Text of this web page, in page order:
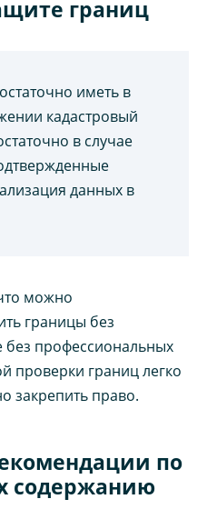
границ
иметь в
кадастровый
в случае
данных в
можно
границы без
без профессиональных
проверки границ легко
закрепить право.
по
содержанию